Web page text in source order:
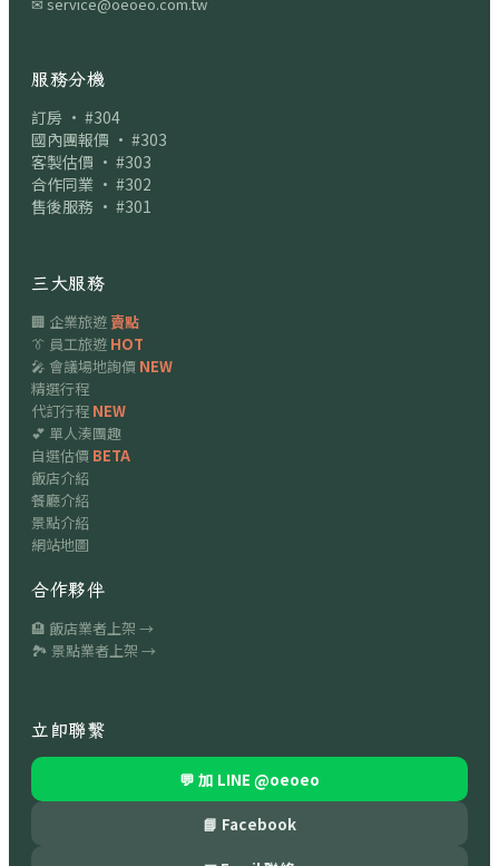
服務分機
訂房 · #304
國內團報價 · #303
客製估價 · #303
合作同業 · #302
售後服務 · #301
三大服務
🏢 企業旅遊賣點
👔 員工旅遊 HOT
🎤 會議場地詢價 NEW
精選行程
代訂行程 NEW
💕 單人湊團趣
自選估價 BETA
飯店介紹
餐廳介紹
景點介紹
網站地圖
合作夥伴
🏨 飯店業者上架 →
🏞 景點業者上架 →
立即聯繫
💬 加 LINE @oeoeo
📘 Facebook